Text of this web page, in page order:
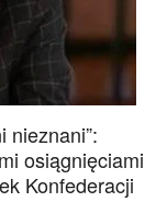
nieznani”:
osiągnięciami
Konfederacji